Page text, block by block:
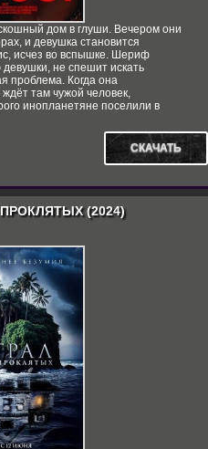
дом в глуши. Вечером они
и девушка становится
исчез во вспышке. Шериф
не спешит искать
проблема. Когда она
там чужой человек,
инопланетяне поселили в
СКАЧАТЬ
(2024)